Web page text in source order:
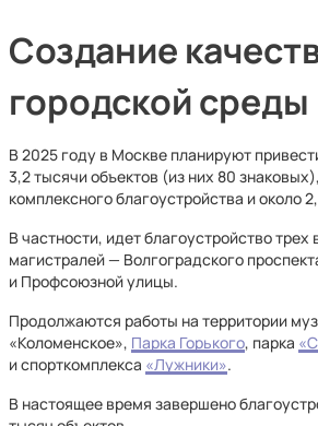
Создание
городской среды
В 2025 году в Москве планируют
3,2 тысячи объектов (из них 80
комплексного благоустройства и около
В частности, идет благоустройство трех
магистралей — Волгоградского
и Профсоюзной улицы.
Продолжаются работы на территории
«Коломенское», Парка Горького, парка
и спорткомплекса «Лужники».
В настоящее время завершено